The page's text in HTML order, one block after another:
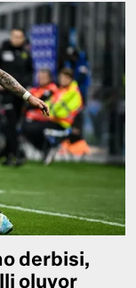
derbisi,
oluyor